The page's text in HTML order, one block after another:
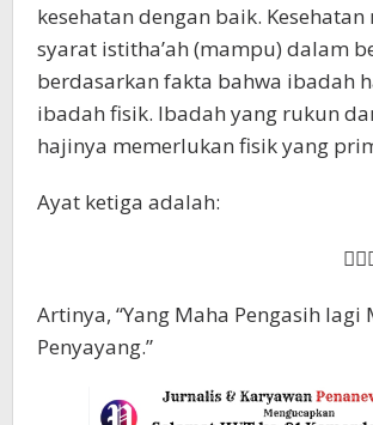
kesehatan dengan baik.
syarat istitha’ah (mampu) dalam
berdasarkan fakta bahwa ibadah
ibadah fisik. Ibadah yang rukun
hajinya memerlukan fisik yang
Ayat ketiga adalah:
Artinya, “Yang Maha Pengasih lagi
Penyayang.”